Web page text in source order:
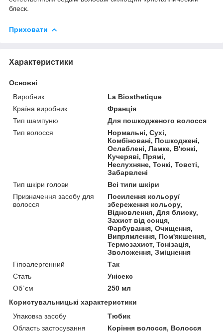
блеск.
Приховати
Характеристики
Основні
Виробник
La Biosthetique
Країна виробник
Франція
Тип шампуню
Для пошкодженого волосся
Тип волосся
Нормальні, Сухі,
Комбіновані, Пошкоджені,
Ослаблені, Ламке, В'юнкі,
Кучеряві, Прямі,
Неслухняне, Тонкі, Товсті,
Забарвлені
Тип шкіри голови
Всі типи шкіри
Призначення засобу для
волосся
Посилення кольору/
збереження кольору,
Відновлення, Для блиску,
Захист від сонця,
Фарбування, Очищення,
Випрямлення, Пом'якшення,
Термозахист, Тонізація,
Зволоження, Зміцнення
Гіпоалергенний
Так
Стать
Унісекс
Об`єм
250 мл
Користувальницькі характеристики
Упаковка засобу
Тюбик
Область застосування
Коріння волосся, Волосся